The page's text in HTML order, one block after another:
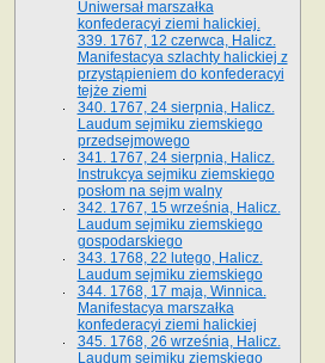
Uniwersał marszałka
konfederacyi ziemi halickiej.
339. 1767, 12 czerwca, Halicz.
Manifestacya szlachty halickiej z
przystąpieniem do konfederacyi
tejże ziemi
340. 1767, 24 sierpnia, Halicz.
Laudum sejmiku ziemskiego
przedsejmowego
341. 1767, 24 sierpnia, Halicz.
Instrukcya sejmiku ziemskiego
posłom na sejm walny
342. 1767, 15 września, Halicz.
Laudum sejmiku ziemskiego
gospodarskiego
343. 1768, 22 lutego, Halicz.
Laudum sejmiku ziemskiego
344. 1768, 17 maja, Winnica.
Manifestacya marszałka
konfederacyi ziemi halickiej
345. 1768, 26 września, Halicz.
Laudum sejmiku ziemskiego